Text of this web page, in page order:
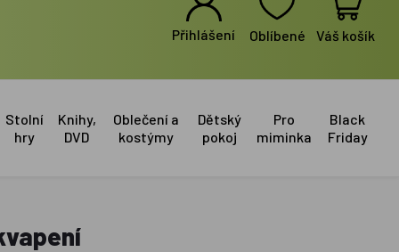
Přihlášení Oblíbené Váš košík
Stolní
hry
Knihy,
DVD
Oblečení a
kostýmy
Dětský
pokoj
Pro
miminka
Black
Friday